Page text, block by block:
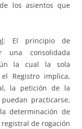
los asientos que
: El principio de
una consolidada
la cual la sola
Registro implica,
la petición de la
practicarse,
determinación de
de rogación